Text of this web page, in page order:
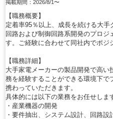
掲載期間：2026/8/1〜
【職務概要】
定着率95％以上、成長を続ける大
回路および制御回路系開発のプロジ
す。ご経験に合わせて同社内でポジ
【職務詳細】
大手家電メーカーの製品開発で高
務を経験することができる環境下で
携わっていただきます。
具体的には以下の業務をお任せしま
・産業機器の開発
・要件抽出、システム設計、回路